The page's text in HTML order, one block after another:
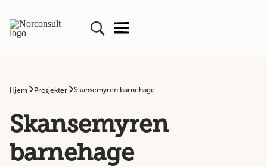
Hjem Prosjekter Skansemyren barnehage
Skansemyren
barnehage